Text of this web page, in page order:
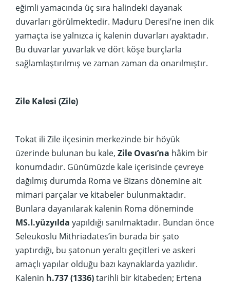
eğimli yamacında üç sıra halindeki dayanak
duvarları görülmektedir. Maduru Deresi’ne inen dik
yamaçta ise yalnızca iç kalenin duvarları ayaktadır.
Bu duvarlar yuvarlak ve dört köşe burçlarla
sağlamlaştırılmış ve zaman zaman da onarılmıştır.
Zile Kalesi (Zile)
Tokat ili Zile ilçesinin merkezinde bir höyük
üzerinde bulunan bu kale, Zile Ovası’na hâkim bir
konumdadır. Günümüzde kale içerisinde çevreye
dağılmış durumda Roma ve Bizans dönemine ait
mimari parçalar ve kitabeler bulunmaktadır.
Bunlara dayanılarak kalenin Roma döneminde
MS.I.yüzyılda yapıldığı sanılmaktadır. Bundan önce
Seleukoslu Mithriadates’in burada bir şato
yaptırdığı, bu şatonun yeraltı geçitleri ve askeri
amaçlı yapılar olduğu bazı kaynaklarda yazılıdır.
Kalenin h.737 (1336)tarihli bir kitabeden; Ertena